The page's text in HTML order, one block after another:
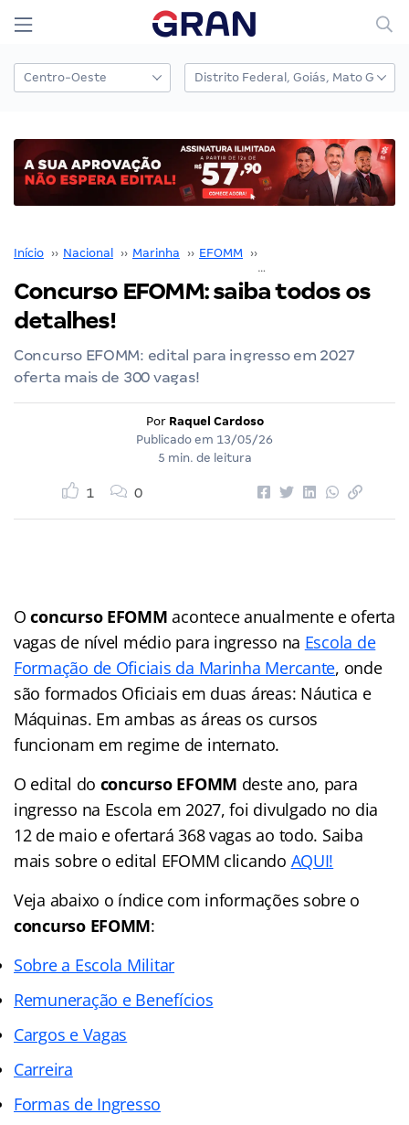
Início ›› Nacional ›› Marinha ›› EFOMM ››
Concurso EFOMM: saiba todos os
detalhes!
Concurso EFOMM: edital para ingresso em 2027
oferta mais de 300 vagas!
Por Raquel Cardoso
Publicado em 13/05/26
5 min. de leitura
1 0
Oconcurso EFOMM acontece anualmente e oferta
vagas de nível médio para ingresso na Escola de
Formação de Oficiais da Marinha Mercante, onde
são formados Oficiais em duas áreas: Náutica e
Máquinas. Em ambas as áreas os cursos
funcionam em regime de internato.
O edital do concurso EFOMM deste ano, para
ingresso na Escola em 2027, foi divulgado no dia
12 de maio e ofertará 368 vagas ao todo. Saiba
mais sobre o edital EFOMM clicando AQUI!
Veja abaixo o índicecom informações sobre o
concurso EFOMM:
Sobre a Escola Militar
Remuneração e Benefícios
Cargos e Vagas
Carreira
Formas de Ingresso